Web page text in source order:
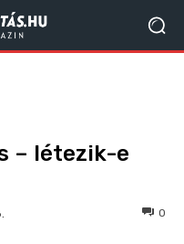
– létezik-e
0